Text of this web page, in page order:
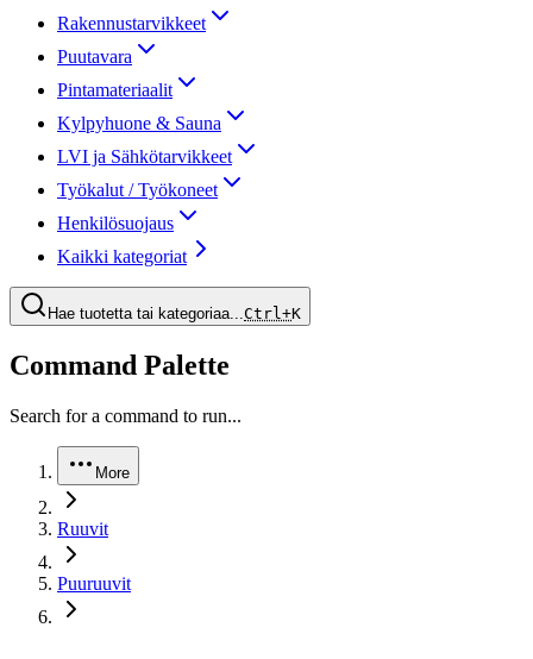
Rakennustarvikkeet
Puutavara
Pintamateriaalit
Kylpyhuone & Sauna
LVI ja Sähkötarvikkeet
Työkalut / Työkoneet
Henkilösuojaus
Kaikki kategoriat
Hae tuotetta tai kategoriaa...Ctrl+K
Command Palette
Search for a command to run...
More
Ruuvit
Puuruuvit